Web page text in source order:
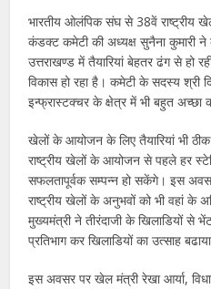
भारतीय ओलंपिक संघ से 38वें राष्ट्रीय
कंडक्ट कमेटी की अध्यक्ष सुनैना कुमारी ने
उत्तराखण्ड में तैयारियां बेहतर ढंग से हो
विकास हो रहा है। कमेटी के सदस्य श्री
इन्फ्रास्टक्चर के क्षेत्र में भी बहुत अच्छा
खेलों के आयोजन के लिए तैयारियां भी
राष्ट्रीय खेलों के आयोजन से पहले हर
सफलतापूर्वक सम्पन्न हो सकेंगे। इस
राष्ट्रीय खेलों के अनुभवों को भी वहां के
मुख्यमंत्री ने तीरंदाजी के खिलाडियों से
प्रतिभाग कर खिलाडियों का उत्साह
इस अवसर पर खेल मंत्री रेखा आर्या,